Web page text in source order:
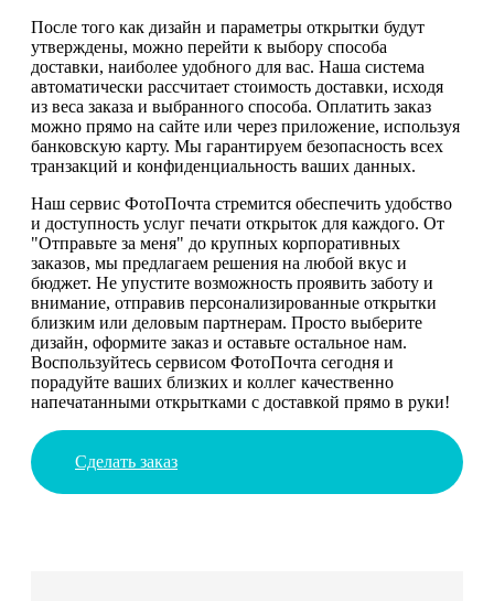
После того как дизайн и параметры открытки будут
утверждены, можно перейти к выбору способа
доставки, наиболее удобного для вас. Наша система
автоматически рассчитает стоимость доставки, исходя
из веса заказа и выбранного способа. Оплатить заказ
можно прямо на сайте или через приложение, используя
банковскую карту. Мы гарантируем безопасность всех
транзакций и конфиденциальность ваших данных.
Наш сервис ФотоПочта стремится обеспечить удобство
и доступность услуг печати открыток для каждого. От
"Отправьте за меня" до крупных корпоративных
заказов, мы предлагаем решения на любой вкус и
бюджет. Не упустите возможность проявить заботу и
внимание, отправив персонализированные открытки
близким или деловым партнерам. Просто выберите
дизайн, оформите заказ и оставьте остальное нам.
Воспользуйтесь сервисом ФотоПочта сегодня и
порадуйте ваших близких и коллег качественно
напечатанными открытками с доставкой прямо в руки!
Сделать заказ